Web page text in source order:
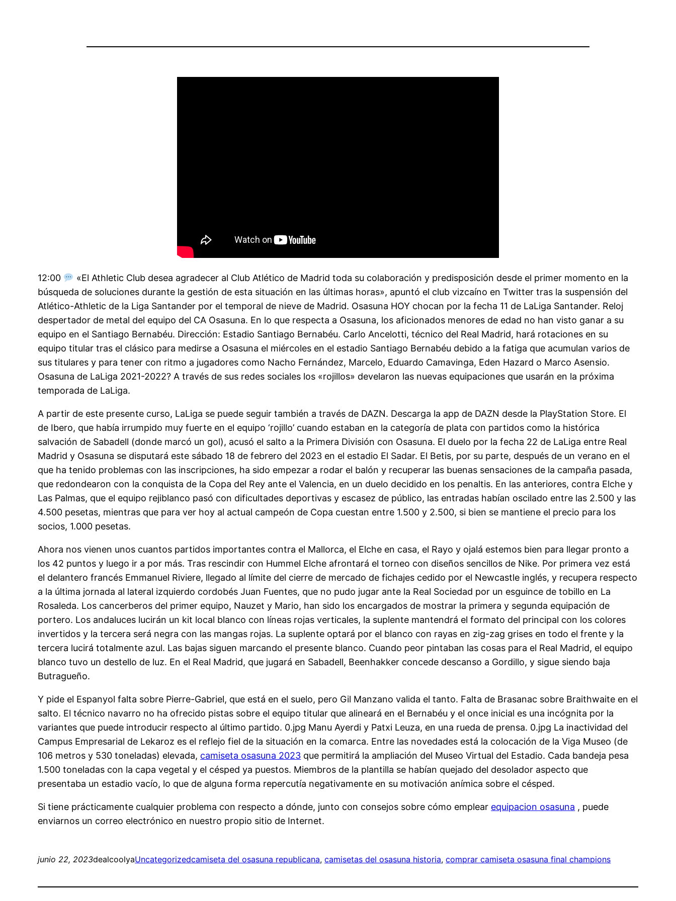
12:00
«El Athletic Club desea agradecer al Club Atlético de Madrid toda su colaboración y predisposición desde el primer momento en la
búsqueda de soluciones durante la gestión de esta situación en las últimas horas», apuntó el club vizcaíno en Twitter tras la suspensión del
Atlético-Athletic de la Liga Santander por el temporal de nieve de Madrid. Osasuna HOY chocan por la fecha 11 de LaLiga Santander. Reloj
despertador de metal del equipo del CA Osasuna. En lo que respecta a Osasuna, los aficionados menores de edad no han visto ganar a su
equipo en el Santiago Bernabéu. Dirección: Estadio Santiago Bernabéu. Carlo Ancelotti, técnico del Real Madrid, hará rotaciones en su
equipo titular tras el clásico para medirse a Osasuna el miércoles en el estadio Santiago Bernabéu debido a la fatiga que acumulan varios de
sus titulares y para tener con ritmo a jugadores como Nacho Fernández, Marcelo, Eduardo Camavinga, Eden Hazard o Marco Asensio.
Osasuna de LaLiga 2021-2022? A través de sus redes sociales los «rojillos» develaron las nuevas equipaciones que usarán en la próxima
temporada de LaLiga.
A partir de este presente curso, LaLiga se puede seguir también a través de DAZN. Descarga la app de DAZN desde la PlayStation Store. El
de Ibero, que había irrumpido muy fuerte en el equipo ‘rojillo’ cuando estaban en la categoría de plata con partidos como la histórica
salvación de Sabadell (donde marcó un gol), acusó el salto a la Primera División con Osasuna. El duelo por la fecha 22 de LaLiga entre Real
Madrid y Osasuna se disputará este sábado 18 de febrero del 2023 en el estadio El Sadar. El Betis, por su parte, después de un verano en el
que ha tenido problemas con las inscripciones, ha sido empezar a rodar el balón y recuperar las buenas sensaciones de la campaña pasada,
que redondearon con la conquista de la Copa del Rey ante el Valencia, en un duelo decidido en los penaltis. En las anteriores, contra Elche y
Las Palmas, que el equipo rejiblanco pasó con dificultades deportivas y escasez de público, las entradas habían oscilado entre las 2.500 y las
4.500 pesetas, mientras que para ver hoy al actual campeón de Copa cuestan entre 1.500 y 2.500, si bien se mantiene el precio para los
socios, 1.000 pesetas.
Ahora nos vienen unos cuantos partidos importantes contra el Mallorca, el Elche en casa, el Rayo y ojalá estemos bien para llegar pronto a
los 42 puntos y luego ir a por más. Tras rescindir con Hummel Elche afrontará el torneo con diseños sencillos de Nike. Por primera vez está
el delantero francés Emmanuel Riviere, llegado al límite del cierre de mercado de fichajes cedido por el Newcastle inglés, y recupera respecto
a la última jornada al lateral izquierdo cordobés Juan Fuentes, que no pudo jugar ante la Real Sociedad por un esguince de tobillo en La
Rosaleda. Los cancerberos del primer equipo, Nauzet y Mario, han sido los encargados de mostrar la primera y segunda equipación de
portero. Los andaluces lucirán un kit local blanco con líneas rojas verticales, la suplente mantendrá el formato del principal con los colores
invertidos y la tercera será negra con las mangas rojas. La suplente optará por el blanco con rayas en zig-zag grises en todo el frente y la
tercera lucirá totalmente azul. Las bajas siguen marcando el presente blanco. Cuando peor pintaban las cosas para el Real Madrid, el equipo
blanco tuvo un destello de luz. En el Real Madrid, que jugará en Sabadell, Beenhakker concede descanso a Gordillo, y sigue siendo baja
Butragueño.
Y pide el Espanyol falta sobre Pierre-Gabriel, que está en el suelo, pero Gil Manzano valida el tanto. Falta de Brasanac sobre Braithwaite en el
salto. El técnico navarro no ha ofrecido pistas sobre el equipo titular que alineará en el Bernabéu y el once inicial es una incógnita por la
variantes que puede introducir respecto al último partido. 0.jpg Manu Ayerdi y Patxi Leuza, en una rueda de prensa. 0.jpg La inactividad del
Campus Empresarial de Lekaroz es el reflejo fiel de la situación en la comarca. Entre las novedades está la colocación de la Viga Museo (de
106 metros y 530 toneladas) elevada, camiseta osasuna 2023 que permitirá la ampliación del Museo Virtual del Estadio. Cada bandeja pesa
1.500 toneladas con la capa vegetal y el césped ya puestos. Miembros de la plantilla se habían quejado del desolador aspecto que
presentaba un estadio vacío, lo que de alguna forma repercutía negativamente en su motivación anímica sobre el césped.
Si tiene prácticamente cualquier problema con respecto a dónde, junto con consejos sobre cómo emplear equipacion osasuna , puede
enviarnos un correo electrónico en nuestro propio sitio de Internet.
junio 22, 2023dealcoolyaUncategorizedcamiseta del osasuna republicana, camisetas del osasuna historia, comprar camiseta osasuna final champions